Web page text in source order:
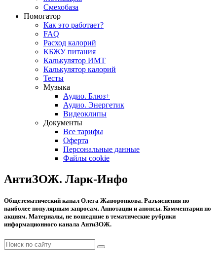
Смехобаза
Помогатор
Как это работает?
FAQ
Расход калорий
КБЖУ питания
Калькулятор ИМТ
Калькулятор калорий
Тесты
Музыка
Аудио. Блюз+
Аудио. Энергетик
Видеоклипы
Документы
Все тарифы
Оферта
Персональные данные
Файлы cookie
АнтиЗОЖ. Ларк-Инфо
Общетематический канал Олега Жаворонкова. Разъяснения по
наиболее популярным запросам. Аннотации и анонсы. Комментарии по
акциям. Материалы, не вошедшие в тематические рубрики
информационного канала АнтиЗОЖ.